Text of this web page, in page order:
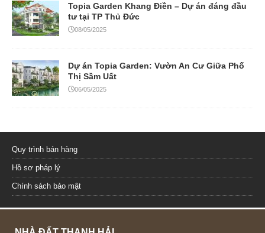
Topia Garden Khang Điền – Dự án đáng đầu
tư tại TP Thủ Đức
08/05/2025
Dự án Topia Garden: Vườn An Cư Giữa Phố
Thị Sầm Uất
06/05/2025
Quy trình bán hàng
Hồ sơ pháp lý
Chính sách bảo mật